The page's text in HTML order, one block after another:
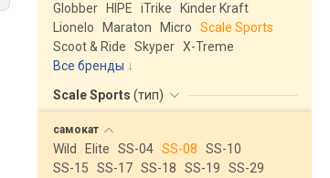
Globber
HIPE iTrike
Kinder Kraft
Lionelo
Maraton Micro
Scale Sports
Scoot & Ride
Skyper X-Treme
Все бренды
Scale Sports (тип)
самокат
Wild Elite SS-04 SS-08
SS-10
SS-15
SS-17 SS-18 SS-19
SS-29